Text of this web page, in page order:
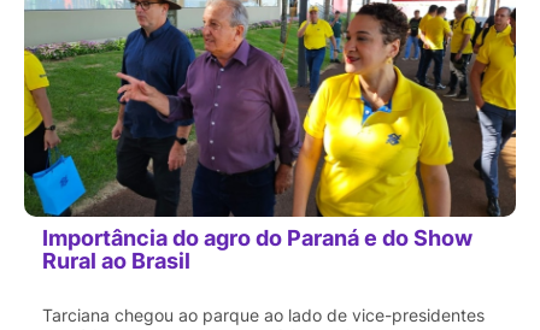
Importância do agro do Paraná e do Show
Rural ao Brasil
Tarciana chegou ao parque ao lado de vice-presidentes